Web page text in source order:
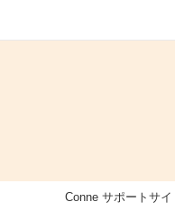
Conne サポートサ